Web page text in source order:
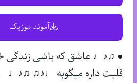
آموند موزیک
● ♫♪♩ عاشق که باشی زندگی
قلبت داره میگوبه ♩♪♫